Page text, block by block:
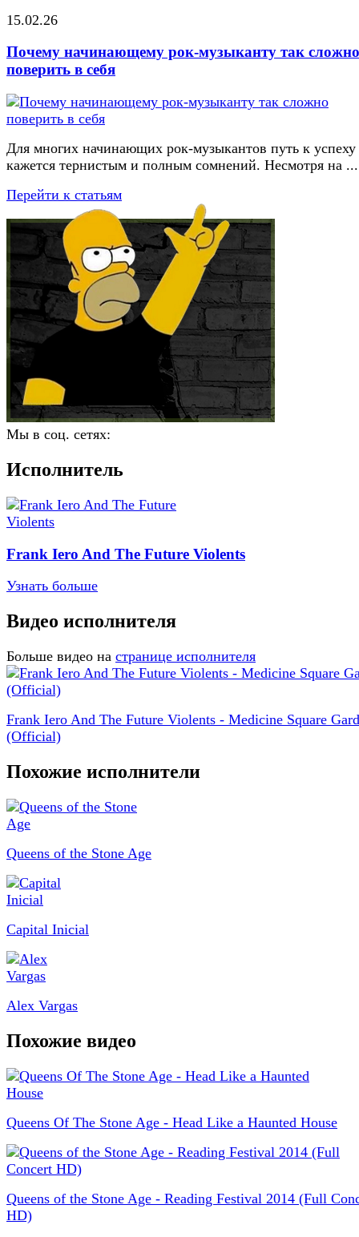
15.02.26
Почему начинающему рок-музыканту так сложно
поверить в себя
Для многих начинающих рок-музыкантов путь к успеху
кажется тернистым и полным сомнений. Несмотря на ...
Перейти к статьям
Мы в соц. сетях:
Исполнитель
Frank Iero And The Future Violents
Узнать больше
Видео исполнителя
Больше видео на странице исполнителя
Frank Iero And The Future Violents - Medicine Square
(Official)
Похожие исполнители
Queens of the Stone Age
Capital Inicial
Alex Vargas
Похожие видео
Queens Of The Stone Age - Head Like a Haunted House
Queens of the Stone Age - Reading Festival 2014 (Full
HD)